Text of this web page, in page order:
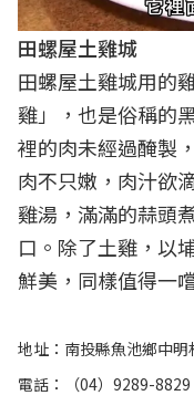
田螺屋土雞城
田螺屋土雞城用的
雞」，也是俗稱的
裡的肉未經過醃製
肉不只嫩，肉汁欲
雞湯，滿滿的蒜頭
口。除了土雞，以
鮮美，同樣值得一
地址：南投縣魚池鄉中明
電話：（04）9289-8829